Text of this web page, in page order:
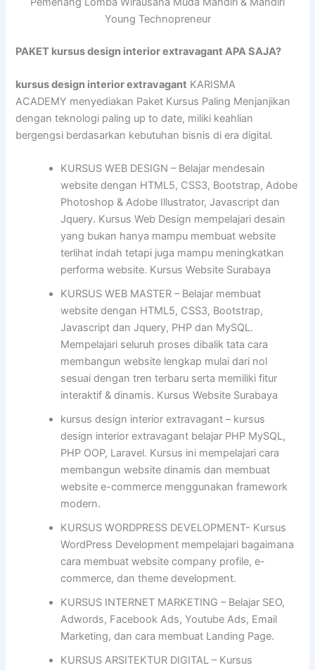
Young Technopreneur
PAKET kursus design interior extravagant APA SAJA?
kursus design interior extravagant KARISMA
ACADEMY menyediakan Paket Kursus Paling Menjanjikan
dengan teknologi paling up to date, miliki keahlian
bergengsi berdasarkan kebutuhan bisnis di era digital.
KURSUS WEB DESIGN – Belajar mendesain
website dengan HTML5, CSS3, Bootstrap, Adobe
Photoshop & Adobe Illustrator, Javascript dan
Jquery. Kursus Web Design mempelajari desain
yang bukan hanya mampu membuat website
terlihat indah tetapi juga mampu meningkatkan
performa website. Kursus Website Surabaya
KURSUS WEB MASTER – Belajar membuat
website dengan HTML5, CSS3, Bootstrap,
Javascript dan Jquery, PHP dan MySQL.
Mempelajari seluruh proses dibalik tata cara
membangun website lengkap mulai dari nol
sesuai dengan tren terbaru serta memiliki fitur
interaktif & dinamis. Kursus Website Surabaya
kursus design interior extravagant – kursus
design interior extravagant belajar PHP MySQL,
PHP OOP, Laravel. Kursus ini mempelajari cara
membangun website dinamis dan membuat
website e-commerce menggunakan framework
modern.
KURSUS WORDPRESS DEVELOPMENT- Kursus
WordPress Development mempelajari bagaimana
cara membuat website company profile, e-
commerce, dan theme development.
KURSUS INTERNET MARKETING – Belajar SEO,
Adwords, Facebook Ads, Youtube Ads, Email
Marketing, dan cara membuat Landing Page.
KURSUS ARSITEKTUR DIGITAL – Kursus